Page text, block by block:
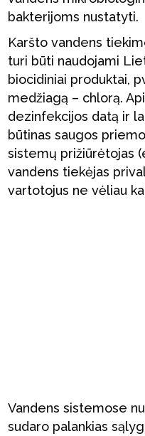
bakterijoms nustatyti.
Karšto vandens
turi būti naudojami
biocidiniai produktai,
medžiagą – chlorą.
dezinfekcijos datą ir
būtinas saugos
sistemų prižiūrėtojas
vandens tiekėjas
vartotojus ne vėliau
Vandens sistemose
sudaro palankias